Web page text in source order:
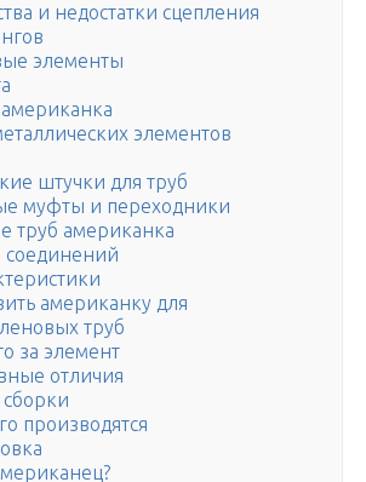
и недостатки сцепления
элементы
элементов
штучки для труб
муфты и переходники
труб американка
американку для
труб
за элемент
отличия
производятся